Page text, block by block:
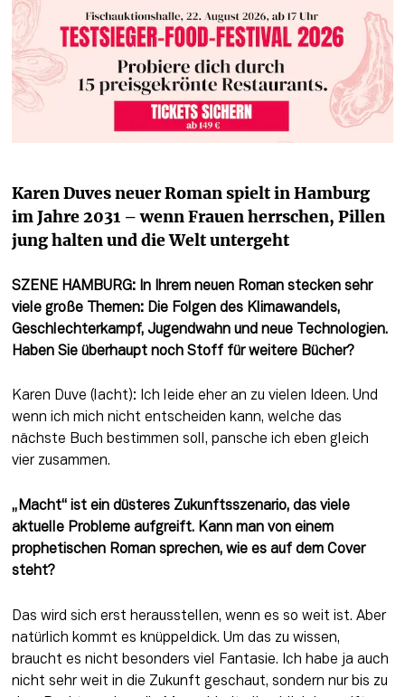
Karen Duves neuer Roman spielt in Hamburg
im Jahre 2031 – wenn Frauen herrschen, Pillen
jung halten und die Welt untergeht
SZENE HAMBURG: In Ihrem neuen Roman stecken sehr
viele große Themen: Die Folgen des Klimawandels,
Geschlechterkampf, Jugendwahn und neue Technologien.
Haben Sie überhaupt noch Stoff für weitere Bücher?
Karen Duve (lacht): Ich leide eher an zu vielen Ideen. Und
wenn ich mich nicht entscheiden kann, welche das
nächste Buch bestimmen soll, pansche ich eben gleich
vier zusammen.
„Macht“ ist ein düsteres Zukunftsszenario, das viele
aktuelle Probleme aufgreift. Kann man von einem
prophetischen Roman sprechen, wie es auf dem Cover
steht?
Das wird sich erst herausstellen, wenn es so weit ist. Aber
natürlich kommt es knüppeldick. Um das zu wissen,
braucht es nicht besonders viel Fantasie. Ich habe ja auch
nicht sehr weit in die Zukunft geschaut, sondern nur bis zu